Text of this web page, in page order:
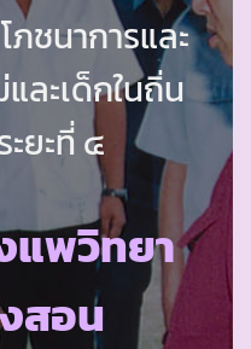
ภชนาการและ
ละเด็กในถิ่น
ยะที่ ๔
แพวิทยา
สอน